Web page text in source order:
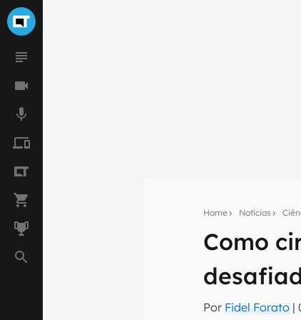
Home Notícias
Como
Por Fidel Forato |
Assine a